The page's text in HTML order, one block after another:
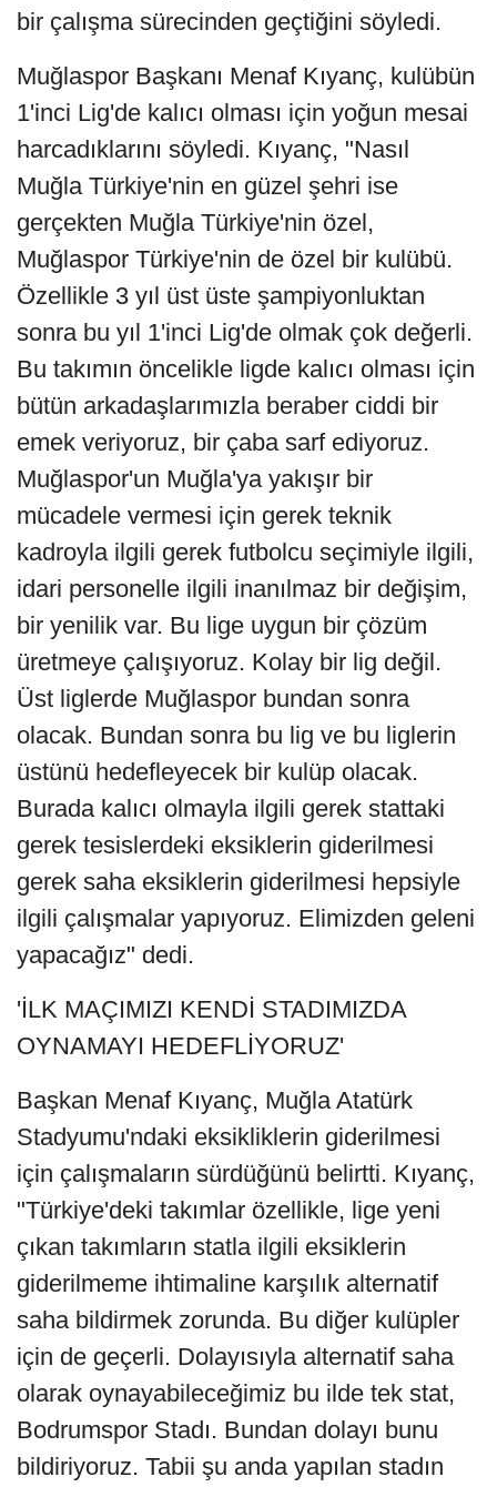
bir çalışma sürecinden geçtiğini söyledi.
Muğlaspor Başkanı Menaf Kıyanç, kulübün
1'inci Lig'de kalıcı olması için yoğun mesai
harcadıklarını söyledi. Kıyanç, "Nasıl
Muğla Türkiye'nin en güzel şehri ise
gerçekten Muğla Türkiye'nin özel,
Muğlaspor Türkiye'nin de özel bir kulübü.
Özellikle 3 yıl üst üste şampiyonluktan
sonra bu yıl 1'inci Lig'de olmak çok değerli.
Bu takımın öncelikle ligde kalıcı olması için
bütün arkadaşlarımızla beraber ciddi bir
emek veriyoruz, bir çaba sarf ediyoruz.
Muğlaspor'un Muğla'ya yakışır bir
mücadele vermesi için gerek teknik
kadroyla ilgili gerek futbolcu seçimiyle ilgili,
idari personelle ilgili inanılmaz bir değişim,
bir yenilik var. Bu lige uygun bir çözüm
üretmeye çalışıyoruz. Kolay bir lig değil.
Üst liglerde Muğlaspor bundan sonra
olacak. Bundan sonra bu lig ve bu liglerin
üstünü hedefleyecek bir kulüp olacak.
Burada kalıcı olmayla ilgili gerek stattaki
gerek tesislerdeki eksiklerin giderilmesi
gerek saha eksiklerin giderilmesi hepsiyle
ilgili çalışmalar yapıyoruz. Elimizden geleni
yapacağız" dedi.
'İLK MAÇIMIZI KENDİ STADIMIZDA
OYNAMAYI HEDEFLİYORUZ'
Başkan Menaf Kıyanç, Muğla Atatürk
Stadyumu'ndaki eksikliklerin giderilmesi
için çalışmaların sürdüğünü belirtti. Kıyanç,
"Türkiye'deki takımlar özellikle, lige yeni
çıkan takımların statla ilgili eksiklerin
giderilmeme ihtimaline karşılık alternatif
saha bildirmek zorunda. Bu diğer kulüpler
için de geçerli. Dolayısıyla alternatif saha
olarak oynayabileceğimiz bu ilde tek stat,
Bodrumspor Stadı. Bundan dolayı bunu
bildiriyoruz. Tabii şu anda yapılan stadın